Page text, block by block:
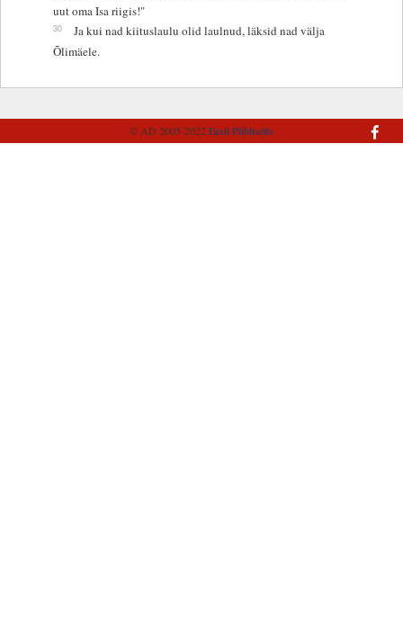
uut oma Isa riigis!"
30
Ja kui nad kiituslaulu olid laulnud, läksid nad välja
Õlimäele.
© AD 2005-2022Eesti Piibliselts